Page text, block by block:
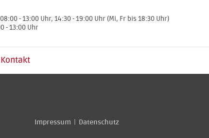
- 13:00 Uhr, 14:30 - 19:00 Uhr (Mi, Fr bis 18:30 Uhr)
- 13:00 Uhr
Kontakt
Impressum Datenschutz